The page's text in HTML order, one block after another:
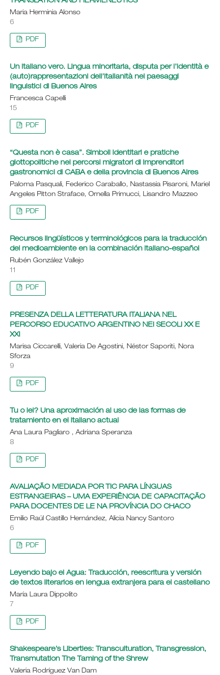
Maria Herminia Alonso
6
PDF
Un italiano vero. Lingua minoritaria, disputa per l’identità e
(auto)rappresentazioni dell’italianità nei paesaggi
linguistici di Buenos Aires
Francesca Capelli
15
PDF
“Questa non è casa”. Simboli identitari e pratiche
glottopolitiche nei percorsi migratori di imprenditori
gastronomici di CABA e della provincia di Buenos Aires
Paloma Pasquali, Federico Caraballo, Nastassia Pisaroni, Mariel
Angeles Pitton Straface, Ornella Primucci, Lisandro Mazzeo
PDF
Recursos lingüísticos y terminológicos para la traducción
del medioambiente en la combinación italiano-español
Rubén González Vallejo
11
PDF
PRESENZA DELLA LETTERATURA ITALIANA NEL
PERCORSO EDUCATIVO ARGENTINO NEI SECOLI XX E
XXI
Marisa Ciccarelli, Valeria De Agostini, Néstor Saporiti, Nora
Sforza
9
PDF
Tu o lei? Una aproximación al uso de las formas de
tratamiento en el italiano actual
Ana Laura Pagliaro , Adriana Speranza
8
PDF
AVALIAÇÃO MEDIADA POR TIC PARA LÍNGUAS
ESTRANGEIRAS – UMA EXPERIÊNCIA DE CAPACITAÇÃO
PARA DOCENTES DE LE NA PROVÍNCIA DO CHACO
Emilio Raúl Castillo Hernández, Alicia Nancy Santoro
6
PDF
Leyendo bajo el Agua: Traducción, reescritura y versión
de textos literarios en lengua extranjera para el castellano
María Laura Dippolito
7
PDF
Shakespeare’s Liberties: Transculturation, Transgression,
Transmutation The Taming of the Shrew
Valeria Rodríguez Van Dam